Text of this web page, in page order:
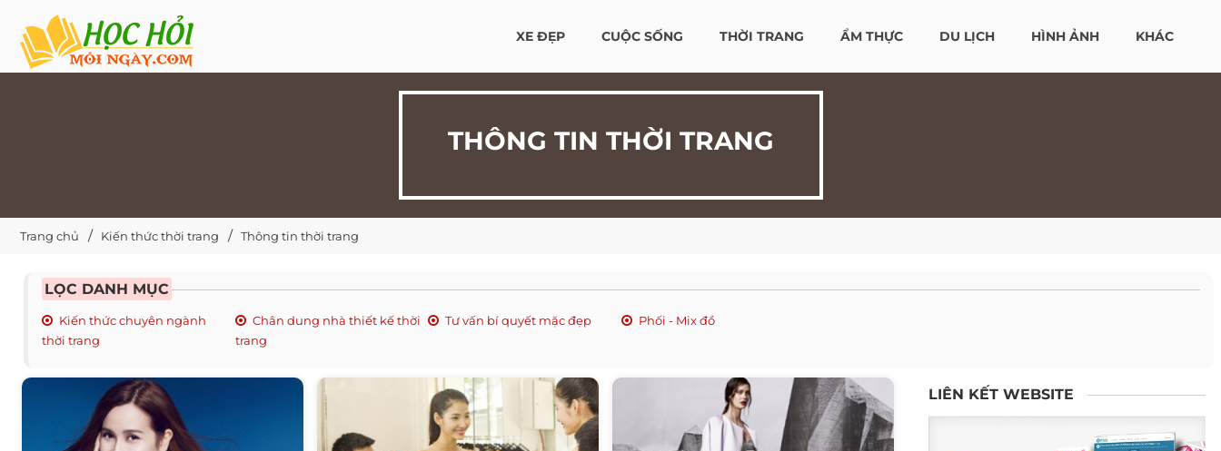
XE ĐẸP CUỘC SỐNG THỜI TRANG ẨM THỰC DU LỊCH HÌNH ẢNH KHÁC
THÔNG TIN THỜI TRANG
Trang chủ Kiến thức thời trang Thông tin thời trang
LỌC DANH MỤC
Kiến thức chuyên ngành
thời trang
Chân dung nhà thiết kế thời
trang
Tư vấn bí quyết mặc đẹp Phối - Mix đồ
LIÊN KẾT WEBSITE